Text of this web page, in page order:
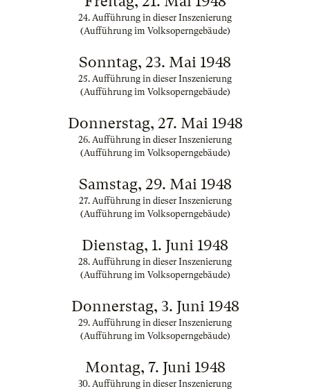
24. Aufführung in dieser Inszenierung
(Aufführung im Volksoperngebäude)
Sonntag, 23. Mai 1948
25. Aufführung in dieser Inszenierung
(Aufführung im Volksoperngebäude)
Donnerstag, 27. Mai 1948
26. Aufführung in dieser Inszenierung
(Aufführung im Volksoperngebäude)
Samstag, 29. Mai 1948
27. Aufführung in dieser Inszenierung
(Aufführung im Volksoperngebäude)
Dienstag, 1. Juni 1948
28. Aufführung in dieser Inszenierung
(Aufführung im Volksoperngebäude)
Donnerstag, 3. Juni 1948
29. Aufführung in dieser Inszenierung
(Aufführung im Volksoperngebäude)
Montag, 7. Juni 1948
30. Aufführung in dieser Inszenierung